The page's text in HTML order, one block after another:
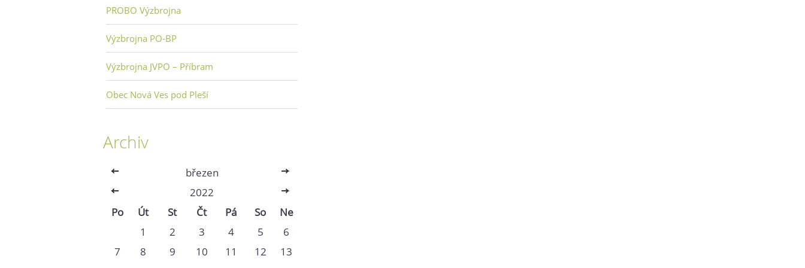
PROBO Výzbrojna
Výzbrojna PO-BP
Výzbrojna JVPO – Příbram
Obec Nová Ves pod Pleší
Archiv
<< březen
>>
<<
2022
>>
Po
Út St Čt Pá So
Ne
1
2 3 4 5
6
7
8 9 10 11 12
13